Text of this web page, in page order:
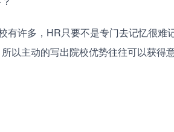
有许多，HR只要不是专门去记忆很
以主动的写出院校优势往往可以获得